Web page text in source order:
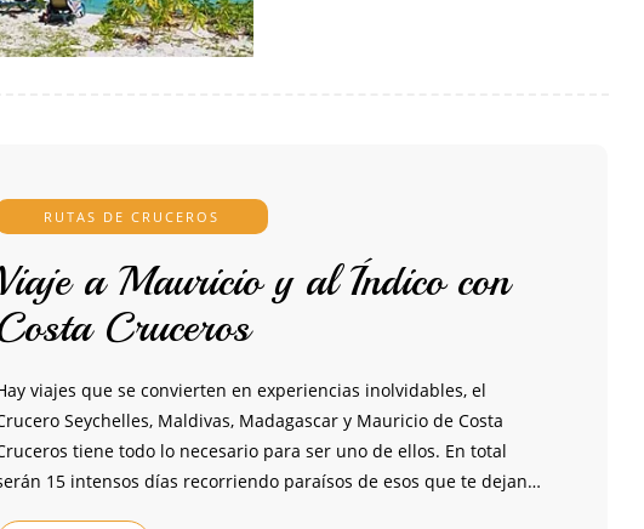
RUTAS DE CRUCEROS
a Mauricio y al Índico con
Cruceros
viajes que se convierten en experiencias inolvidables, el
Seychelles, Maldivas, Madagascar y Mauricio de Costa
tiene todo lo necesario para ser uno de ellos. En total
15 intensos días recorriendo paraísos de esos que te dejan…